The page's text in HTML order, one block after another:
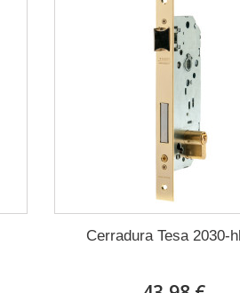
Cerradura Tesa 2030-